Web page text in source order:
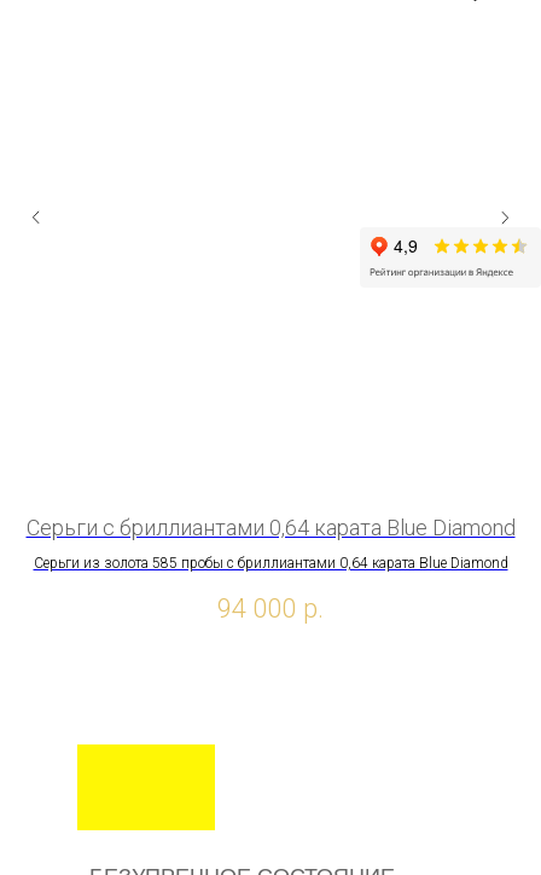
Серьги с бриллиантами 0,64 карата Blue Diamond
Серьги из золота 585 пробы c бриллиантами 0,64 карата Blue Diamond
94 000 р.